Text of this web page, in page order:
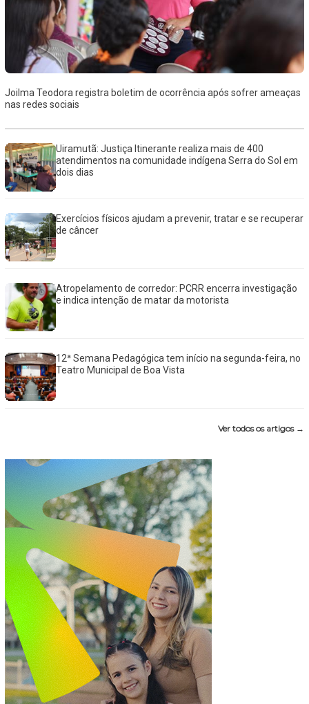
Joilma Teodora registra boletim de ocorrência após sofrer ameaças
nas redes sociais
Uiramutã: Justiça Itinerante realiza mais de 400
atendimentos na comunidade indígena Serra do Sol em
dois dias
Exercícios físicos ajudam a prevenir, tratar e se recuperar
de câncer
Atropelamento de corredor: PCRR encerra investigação
e indica intenção de matar da motorista
12ª Semana Pedagógica tem início na segunda-feira, no
Teatro Municipal de Boa Vista
Ver todos os artigos →